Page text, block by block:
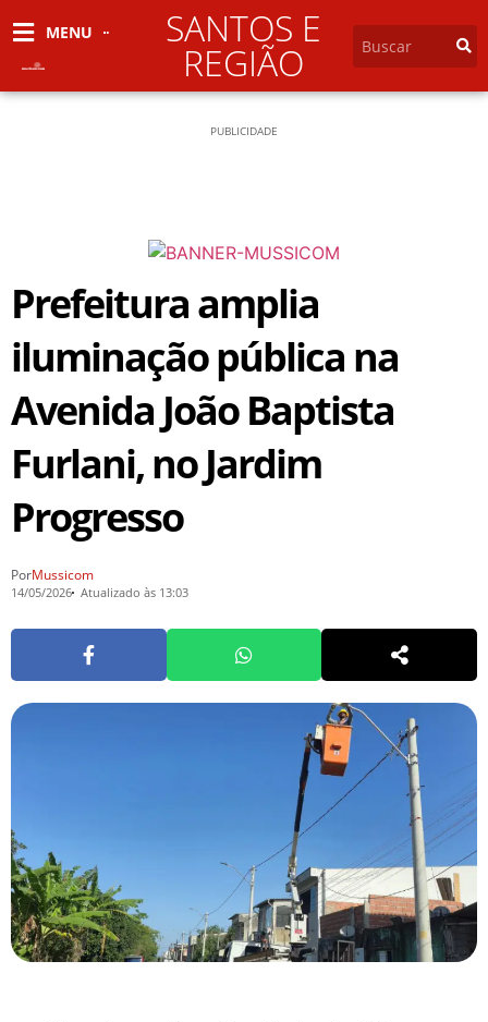
MENU SANTOS E
REGIÃO
PUBLICIDADE
Prefeitura amplia
iluminação pública na
Avenida João Baptista
Furlani, no Jardim
Progresso
PorMussicom
14/05/2026 Atualizado às 13:03